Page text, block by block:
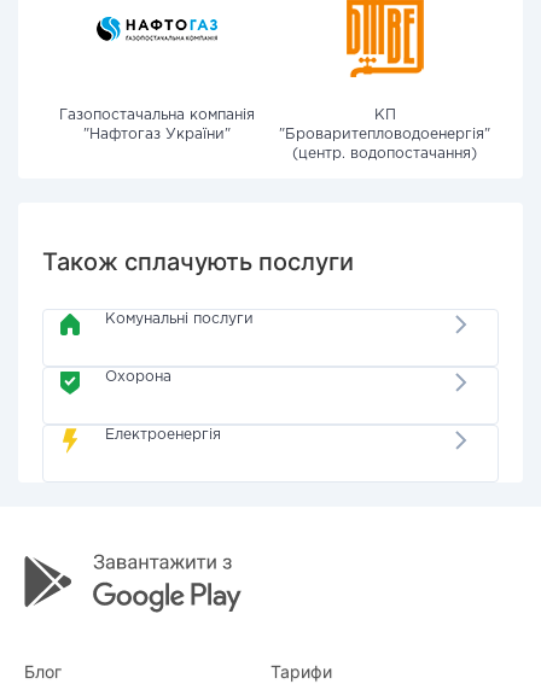
Газопостачальна компанія
"Нафтогаз України"
КП
"Броваритепловодоенергія"
(центр. водопостачання)
Також сплачують послуги
Комунальні послуги
Охорона
Електроенергія
Блог Тарифи